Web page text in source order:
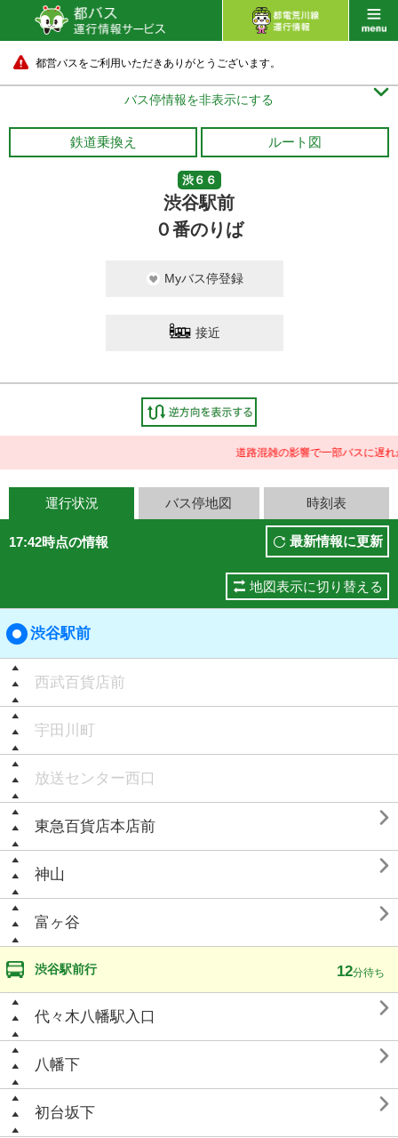
都営バスをご利用いただきありがとうございます。
バス停情報を非表示にする 
鉄道乗換え ルート図
渋６６
渋谷駅前
０番のりば
Myバス停登録
接近
道路混雑の影響で一部バスに遅
運行状況 バス停地図 時刻表
17:42時点の情報 最新情報に更新
地図表示に切り替える
渋谷駅前
西武百貨店前
宇田川町
放送センター西口
東急百貨店本店前 
神山 
富ヶ谷 
渋谷駅前行 12分待ち
代々木八幡駅入口 
八幡下 
初台坂下 